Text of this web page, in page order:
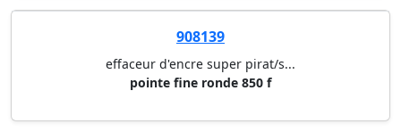
908139
effaceur d'encre super pirat/s...
pointe fine ronde 850 f